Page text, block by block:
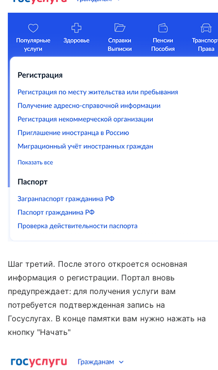
Шаг третий. После этого откроется основная
информация о регистрации. Портал вновь
предупреждает: для получения услуги вам
потребуется подтвержденная запись на
Госуслугах. В конце памятки вам нужно нажать на
кнопку "Начать"